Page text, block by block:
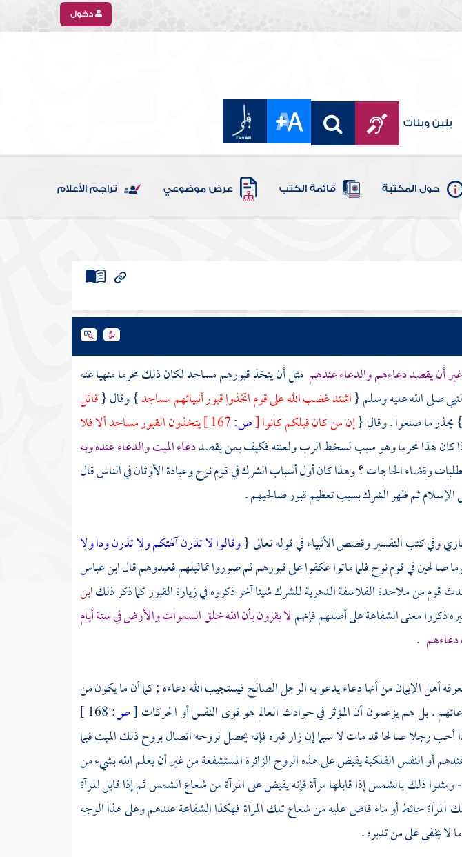
دخول
بنين وبنات
حول المكتبة قائمة الكتب عرض موضوعي تراجم الأعلام
أن يقصد دعاءهم والدعاء عندهم مثل أن يتخذ قبورهم مساجد لكان ذلك محرما منهيا عنه
صلى الله عليه وسلم {اشتد غضب الله على قوم اتخذوا قبور أنبيائهم مساجد} وقال {قاتل
} يحذر ما صنعوا . وقال {إن من كان قبلكم كانوا[ص:
يتخذون القبور مساجد ألا فلا
كان هذا محرما وهو سبب لسخط الرب ولعنته فكيف بمن يقصددعاء الميت والدعاء عنده وبه
وقضاء الحاجات ؟ وهذا كان أول أسباب الشرك فيقومنوحوعبادة الأوثان في الناس قال
ثم ظهر الشرك بسبب تعظيم قبور صالحيهم .
وفي كتب التفسير وقصص الأنبياء في قوله تعالى {وقالوا لا تذرن آلهتكم ولا تذرن ودا ولا
صالحين في قومنوحفلما ماتوا عكفوا على قبورهم ثم صوروا تماثيلهم فعبدوهم قالابن عباس
قوم من ملاحدةالفلاسفة الدهريةللشرك شيئا آخر ذكروه في زيارة القبور كما ذكر ذلكابن
معنى الشفاعة على أصلهم فإنهملا يقرون بأن الله خلق السموات والأرض في ستة أيام
دعاءهم .
أهل الإيمان من أنها دعاء يدعو به الرجل الصالح فيستجيب الله دعاءه ; كما أن ما يكون من
. بل هم يزعمون أن المؤثر في حوادث العالم هو قوى النفس أو الحركات[ص:
أحب رجلا صالحا قد مات لا سيما إن زار قبره فإنه يحصل لروحه اتصال بروح ذلك الميت فيما
أو النفس الفلكية يفيض على هذه الروح الزائرة المستشفعة من غير أن يعلم الله بشيء من
ذلك بالشمس إذا قابلها مرآة فإنه يفيض على المرآة من شعاع الشمس ثم إذا قابل المرآة
المرآة حائط أو ماء فاض عليه من شعاع تلك المرآة فهكذا الشفاعة عندهم وعلى هذا الوجه
لا يخفى على من تدبره .